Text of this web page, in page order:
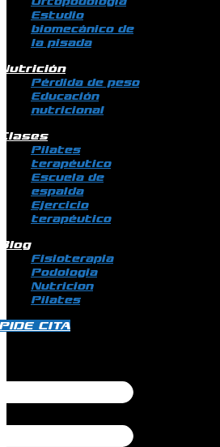
Estudio
biomecánico de
la pisada
Pérdida de peso
Educación
nutricional
Pilates
terapéutico
Escuela de
espalda
Ejercicio
terapéutico
Fisioterapia
Podologia
Nutricion
Pilates
CITA